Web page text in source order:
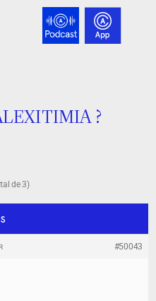
?
de 3)
#50043